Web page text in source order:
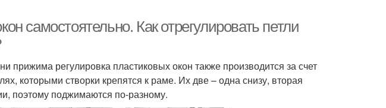
самостоятельно. Как отрегулировать петли
прижима регулировка пластиковых окон также производится за счет
которыми створки крепятся к раме. Их две – одна снизу, вторая
поэтому поджимаются по-разному.